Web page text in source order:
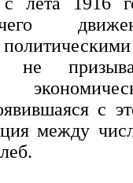
не
с
между